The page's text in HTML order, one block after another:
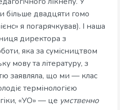
більше двадцяти гомо
я погарячкував). І наша
директора з
яка за сумісництвом
мову та літературу, з
заявляла, що ми — клас
термінологією
«УО» — це умственно